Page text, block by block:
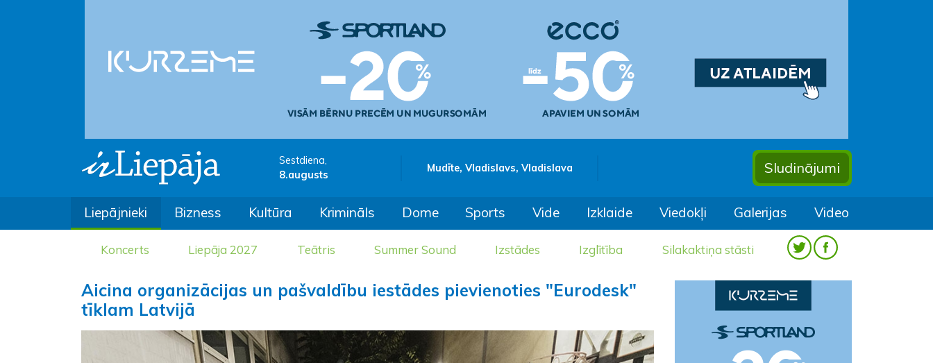
Sestdiena,
8.augusts
Mudīte, Vladislavs, Vladislava Sludinājumi
Liepājnieki Bizness Kultūra Krimināls Dome Sports Vide Izklaide Viedokļi Galerijas Video
Koncerts Liepāja 2027 Teātris Summer Sound Izstādes Izglītība Silakaktiņa stāsti
Aicina organizācijas un pašvaldību iestādes pievienoties "Eurodesk"
tīklam Latvijā